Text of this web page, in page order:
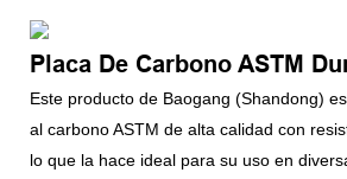
Placa De Carbono ASTM
Este producto de Baogang (Shandong)
al carbono ASTM de alta calidad con
lo que la hace ideal para su uso en